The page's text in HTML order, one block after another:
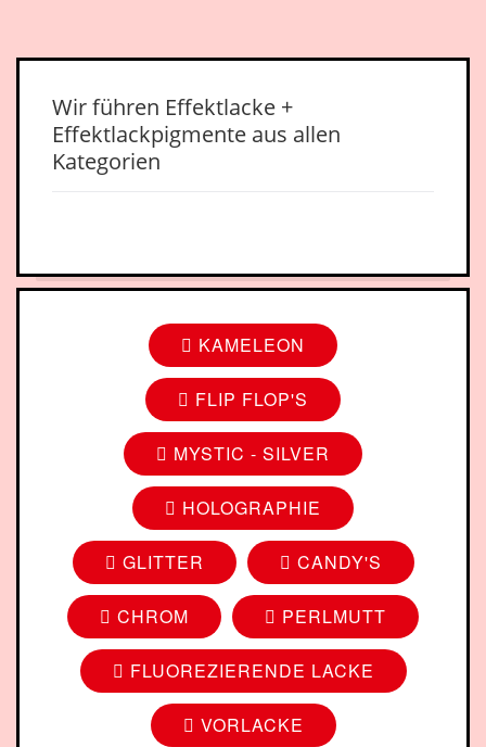
Wir führen Effektlacke +
Effektlackpigmente aus allen
Kategorien
KAMELEON
FLIP FLOP'S
MYSTIC - SILVER
HOLOGRAPHIE
GLITTER CANDY'S
CHROM PERLMUTT
FLUOREZIERENDE LACKE
VORLACKE